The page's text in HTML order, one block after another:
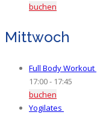
buchen
Mittwoch
Full Body Workout
17:00- 17:45
buchen
Yogilates